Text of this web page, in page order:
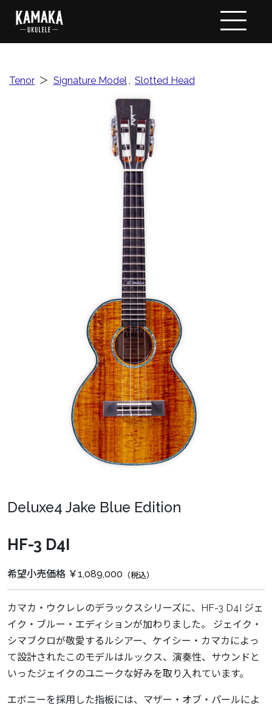
Tenor ＞ Signature Model, Slotted Head
Deluxe4 Jake Blue Edition
HF-3 D4I
希望小売価格 ￥1,089,000 （税込）
カマカ・ウクレレのデラックスシリーズに、HF-3 D4I ジェ
イク・ブルー・エディションが加わりました。 ジェイク・
シマブクロが敬愛するルシアー、ケイシー・カマカによっ
て設計されたこのモデルはルックス、演奏性、サウンドと
いったジェイクのユニークな好みを取り入れています。
エボニーを採用した指板には、マザー・オブ・パールによ